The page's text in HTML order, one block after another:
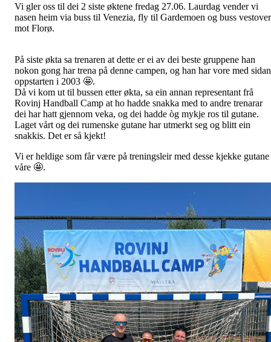
Vi gler oss til dei 2 siste øktene fredag 27.06. Laurdag vender vi
nasen heim via buss til Venezia, fly til Gardemoen og buss vestover
mot Florø.
På siste økta sa trenaren at dette er ei av dei beste gruppene han
nokon gong har trena på denne campen, og han har vore med sidan
oppstarten i 2003 🤩.
Då vi kom ut til bussen etter økta, sa ein annan representant frå
Rovinj Handball Camp at ho hadde snakka med to andre trenarar
dei har hatt gjennom veka, og dei hadde òg mykje ros til gutane.
Laget vårt og dei rumenske gutane har utmerkt seg og blitt ein
snakkis. Det er så kjekt!
Vi er heldige som får være på treningsleir med desse kjekke gutane
våre 🤩.